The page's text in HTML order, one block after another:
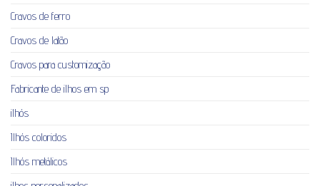
Cravos de ferro
Cravos de latão
Cravos para customização
Fabricante de ilhos em sp
ilhós
Ilhós coloridos
Ilhós metálicos